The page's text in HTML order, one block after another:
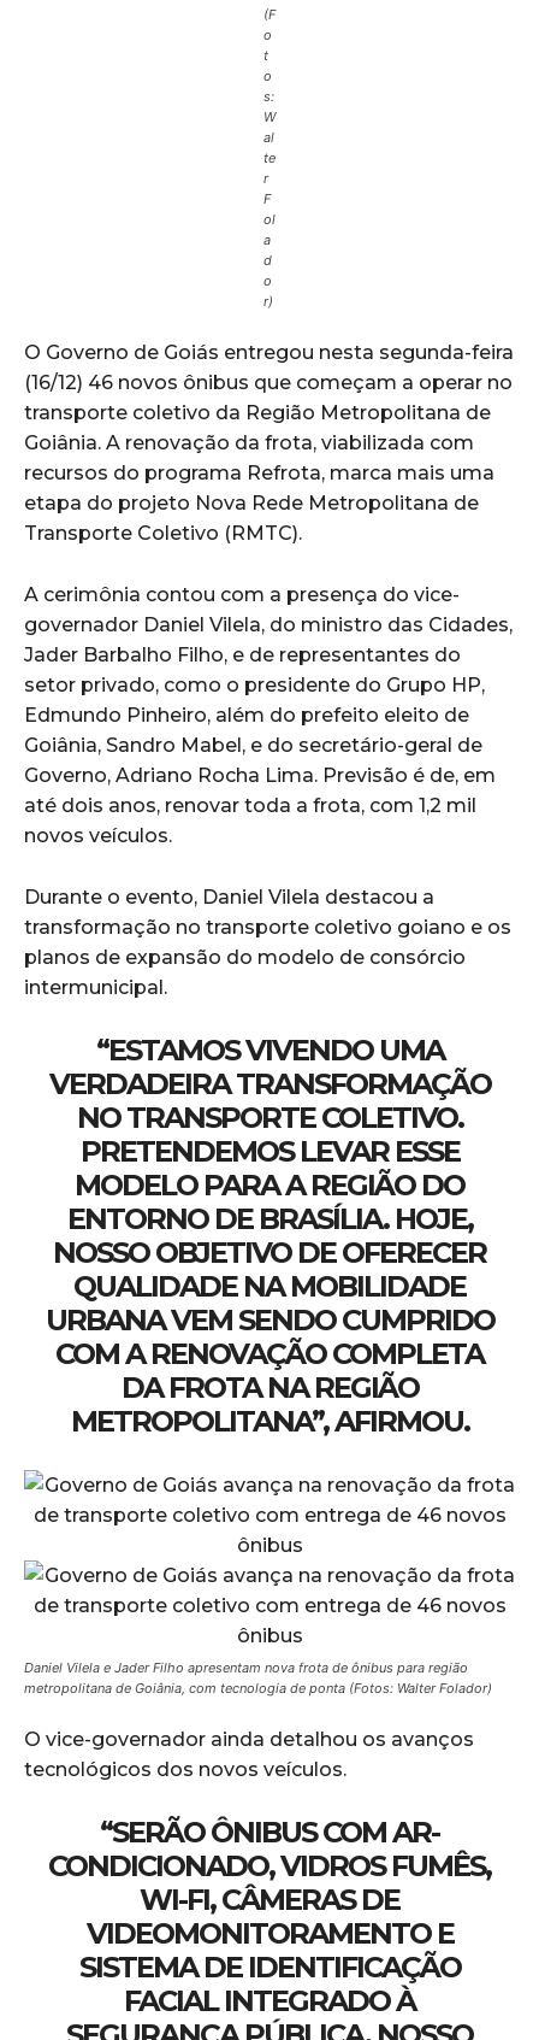
(F
o
t
o
s:
W
al
te
r
F
ol
a
d
o
r)
O Governo de Goiás entregou nesta segunda-feira
(16/12) 46 novos ônibus que começam a operar no
transporte coletivo da Região Metropolitana de
Goiânia. A renovação da frota, viabilizada com
recursos do programa Refrota, marca mais uma
etapa do projeto Nova Rede Metropolitana de
Transporte Coletivo (RMTC).
A cerimônia contou com a presença do vice-
governador Daniel Vilela, do ministro das Cidades,
Jader Barbalho Filho, e de representantes do
setor privado, como o presidente do Grupo HP,
Edmundo Pinheiro, além do prefeito eleito de
Goiânia, Sandro Mabel, e do secretário-geral de
Governo, Adriano Rocha Lima. Previsão é de, em
até dois anos, renovar toda a frota, com 1,2 mil
novos veículos.
Durante o evento, Daniel Vilela destacou a
transformação no transporte coletivo goiano e os
planos de expansão do modelo de consórcio
intermunicipal.
“ESTAMOS VIVENDO UMA
VERDADEIRA TRANSFORMAÇÃO
NO TRANSPORTE COLETIVO.
PRETENDEMOS LEVAR ESSE
MODELO PARA A REGIÃO DO
ENTORNO DE BRASÍLIA. HOJE,
NOSSO OBJETIVO DE OFERECER
QUALIDADE NA MOBILIDADE
URBANA VEM SENDO CUMPRIDO
COM A RENOVAÇÃO COMPLETA
DA FROTA NA REGIÃO
METROPOLITANA”, AFIRMOU.
Daniel Vilela e Jader Filho apresentam nova frota de ônibus para região
metropolitana de Goiânia, com tecnologia de ponta (Fotos: Walter Folador)
O vice-governador ainda detalhou os avanços
tecnológicos dos novos veículos.
“SERÃO ÔNIBUS COM AR-
CONDICIONADO, VIDROS FUMÊS,
WI-FI, CÂMERAS DE
VIDEOMONITORAMENTO E
SISTEMA DE IDENTIFICAÇÃO
FACIAL INTEGRADO À